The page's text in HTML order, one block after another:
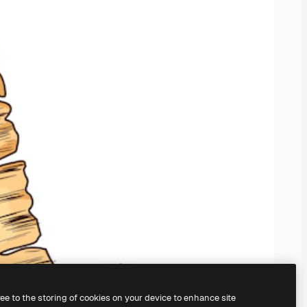
to the storing of cookies on your device to enhance site